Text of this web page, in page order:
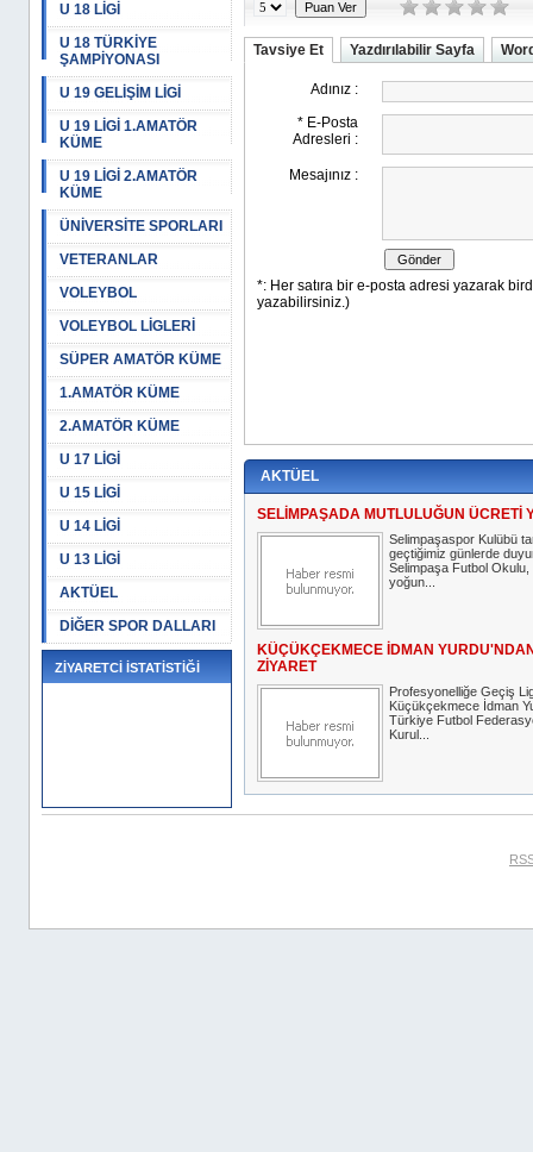
U 18 LİGİ
U 18 TÜRKİYE
ŞAMPİYONASI
U 19 GELİŞİM LİGİ
U 19 LİGİ 1.AMATÖR
KÜME
U 19 LİGİ 2.AMATÖR
KÜME
ÜNİVERSİTE SPORLARI
VETERANLAR
VOLEYBOL
VOLEYBOL LİGLERİ
SÜPER AMATÖR KÜME
1.AMATÖR KÜME
2.AMATÖR KÜME
U 17 LİGİ
U 15 LİGİ
U 14 LİGİ
U 13 LİGİ
AKTÜEL
DİĞER SPOR DALLARI
ZİYARETCİ İSTATİSTİĞİ
Tavsiye Et Yazdırılabilir Sayfa
AKTÜEL
SELİMPAŞADA MUTLULUĞUN ÜCRETİ
Selimpaşaspor Kulübü
geçtiğimiz günlerde
Selimpaşa Futbol Okulu,
yoğun...
KÜÇÜKÇEKMECE İDMAN
ZİYARET
Profesyonelliğe Geçiş
Küçükçekmece İdman
Türkiye Futbol
Kurul...